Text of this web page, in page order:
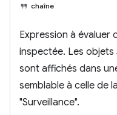
chaîne
Expression à évaluer
inspectée. Les
sont affichés dans
semblable à celle de
"Surveillance".